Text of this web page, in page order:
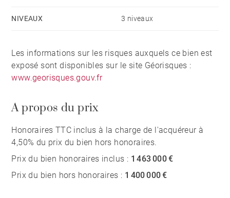
NIVEAUX 3 niveaux
Les informations sur les risques auxquels ce bien est
exposé sont disponibles sur le site Géorisques :
www.georisques.gouv.fr
A propos du prix
Honoraires TTC inclus à la charge de l'acquéreur à
4,50% du prix du bien hors honoraires.
Prix du bien honoraires inclus : 1 463 000 €
Prix du bien hors honoraires : 1 400 000 €